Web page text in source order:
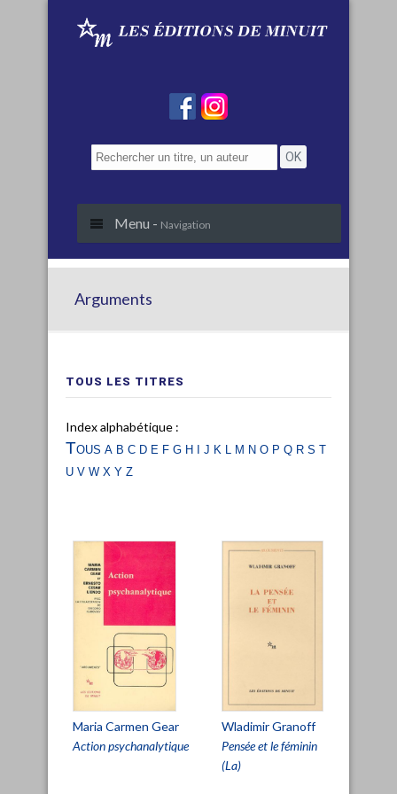
Menu - Navigation
Arguments
TOUS LES TITRES
Index alphabétique :
Tous a b c d e fg h i j k l m no p q rs t
uvwx yz
Maria Carmen Gear
Action psychanalytique
Wladimir Granoff
Pensée et le féminin
(La)